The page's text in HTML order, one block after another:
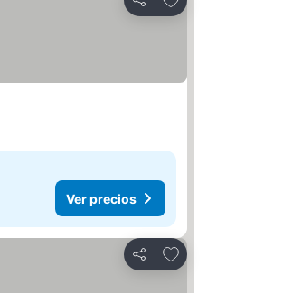
Compartir
Ver precios
Compartir
Añadir a favoritos